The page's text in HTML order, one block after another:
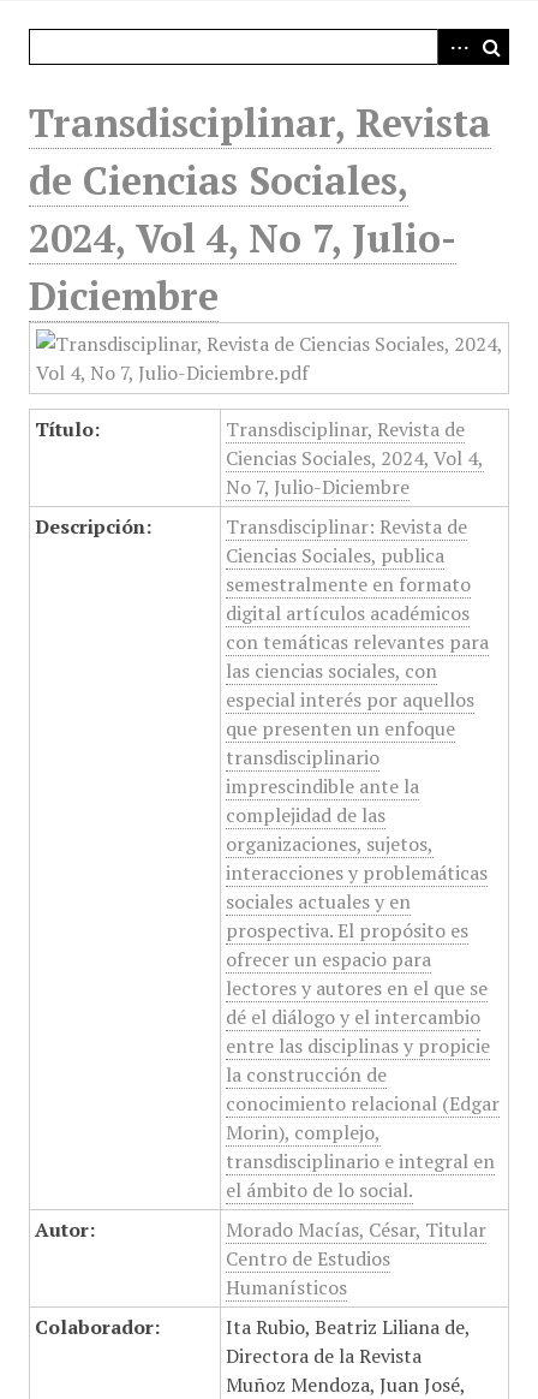
Transdisciplinar, Revista
de Ciencias Sociales,
2024, Vol 4, No 7, Julio-
Diciembre
Título:
Transdisciplinar, Revista de
Ciencias Sociales, 2024, Vol 4,
No 7, Julio-Diciembre
Descripción:
Transdisciplinar: Revista de
Ciencias Sociales, publica
semestralmente en formato
digital artículos académicos
con temáticas relevantes para
las ciencias sociales, con
especial interés por aquellos
que presenten un enfoque
transdisciplinario
imprescindible ante la
complejidad de las
organizaciones, sujetos,
interacciones y problemáticas
sociales actuales y en
prospectiva. El propósito es
ofrecer un espacio para
lectores y autores en el que se
dé el diálogo y el intercambio
entre las disciplinas y propicie
la construcción de
conocimiento relacional (Edgar
Morin), complejo,
transdisciplinario e integral en
el ámbito de lo social.
Autor:
Morado Macías, César, Titular
Centro de Estudios
Humanísticos
Colaborador:
Ita Rubio, Beatriz Liliana de,
Directora de la Revista
Muñoz Mendoza, Juan José,